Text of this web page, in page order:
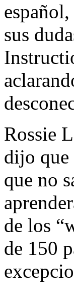
sus
Rossie
dijo que
que no
de los
de 150